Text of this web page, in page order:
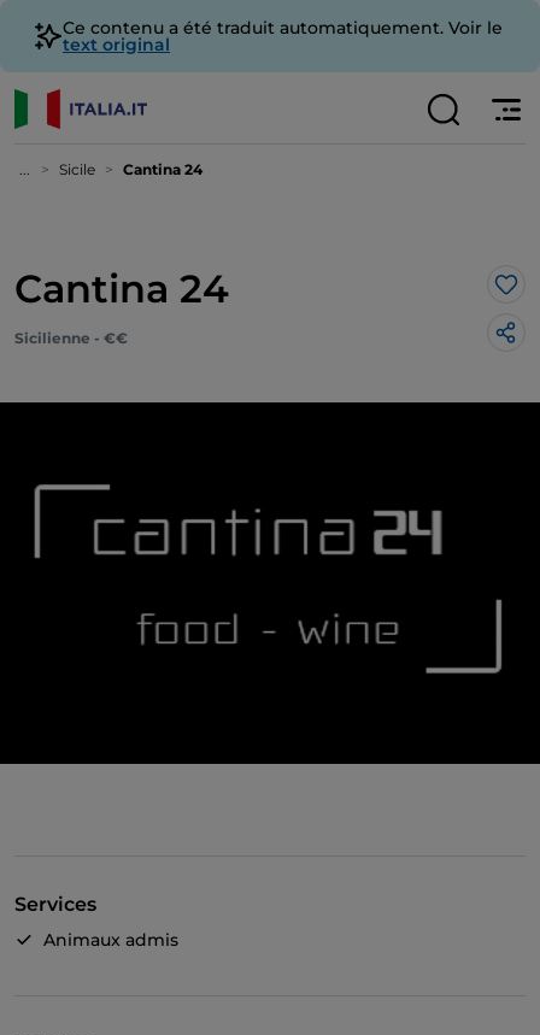
Ce contenu a été traduit automatiquement. Voir le
text original
... Sicile Cantina 24
Cantina 24
Sicilienne - €€
Services
Animaux admis